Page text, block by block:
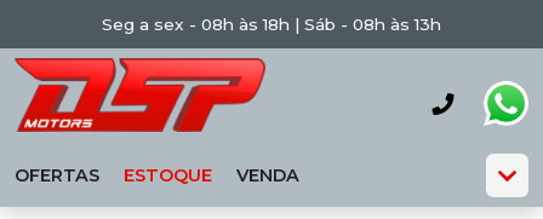
Seg a sex - 08h às 18h | Sáb - 08h às 13h
OFERTAS ESTOQUE VENDA